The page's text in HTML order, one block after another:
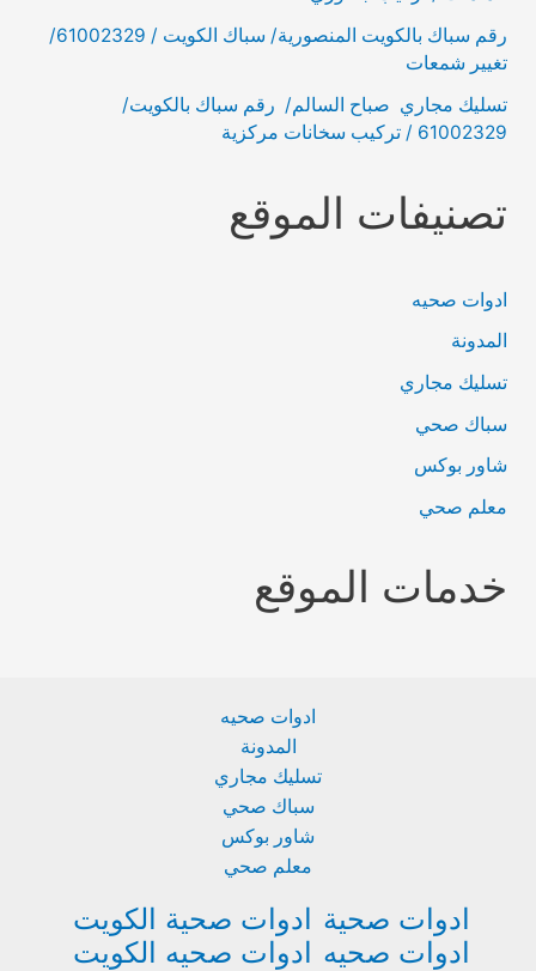
رقم سباك بالكويت المنصورية/ سباك الكويت / 61002329/
تغيير شمعات
تسليك مجاري صباح السالم/ رقم سباك بالكويت/
61002329 / تركيب سخانات مركزية
تصنيفات الموقع
ادوات صحيه
المدونة
تسليك مجاري
سباك صحي
شاور بوكس
معلم صحي
خدمات الموقع
ادوات صحيه
المدونة
تسليك مجاري
سباك صحي
شاور بوكس
معلم صحي
ادوات صحية ادوات صحية الكويت
ادوات صحيه ادوات صحيه الكويت